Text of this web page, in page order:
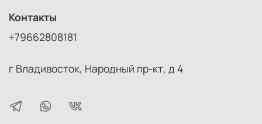
Контакты
+79662808181
г Владивосток, Народный пр-кт, д 4